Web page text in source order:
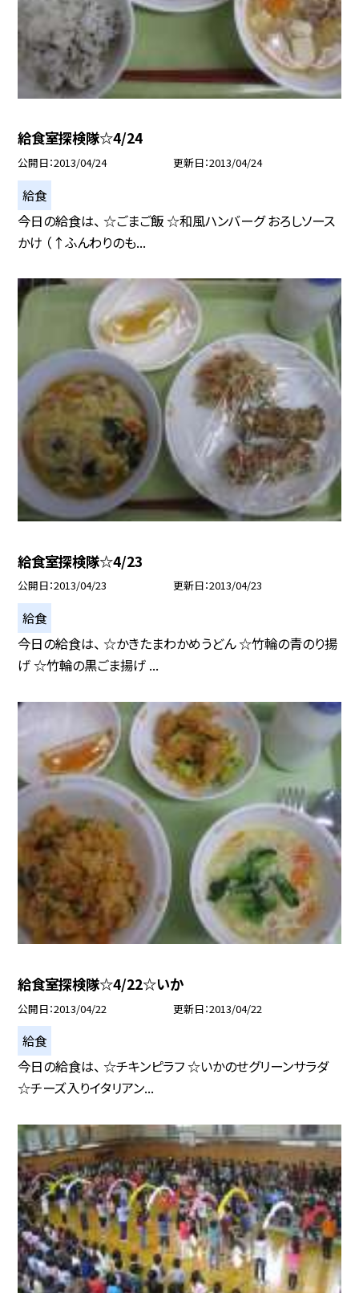
給食室探検隊☆4/24
公開日 2013/04/24 更新日 2013/04/24
給食
今日の給食は、 ☆ごまご飯 ☆和風ハンバーグ おろしソース
かけ （↑ふんわりのも...
給食室探検隊☆4/23
公開日 2013/04/23 更新日 2013/04/23
給食
今日の給食は、 ☆かきたまわかめうどん ☆竹輪の青のり揚
げ ☆竹輪の黒ごま揚げ ...
給食室探検隊☆4/22☆いか
公開日 2013/04/22 更新日 2013/04/22
給食
今日の給食は、 ☆チキンピラフ ☆いかのせグリーンサラダ
☆チーズ入りイタリアン...